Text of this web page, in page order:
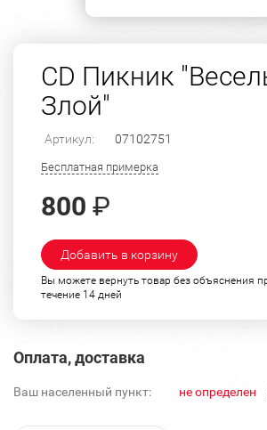
CD Пикник
Злой"
Артикул: 07102751
Бесплатная примерка
800 ₽
Добавить в корзину
Вы можете вернуть товар без объяснения
течение 14 дней
Оплата, доставка
Ваш населенный пункт: не определен